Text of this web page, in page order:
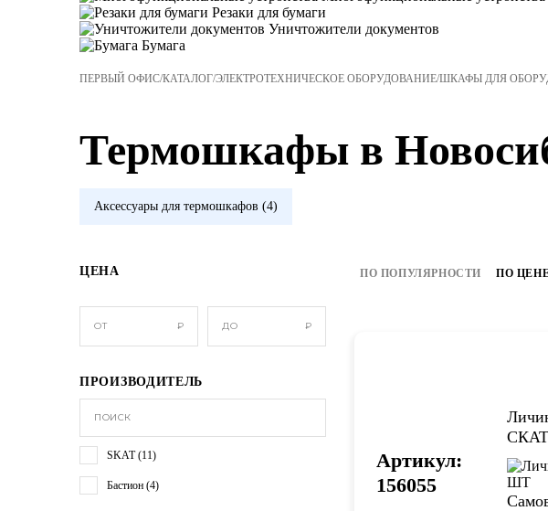
Резаки для бумаги
Уничтожители документов
Бумага
ПЕРВЫЙ ОФИС/КАТАЛОГ/ЭЛЕКТРОТЕХНИЧЕСКОЕ ОБОРУДОВАНИЕ/ШКАФЫ ДЛЯ
Термошкафы в
Аксессуары для термошкафов (4)
ЦЕНА
ОТ ₽ ДО ₽
ПРОИЗВОДИТЕЛЬ
SKAT (11)
Бастион (4)
ПО ПОПУЛЯРНОСТИ ПО
Артикул:
156055